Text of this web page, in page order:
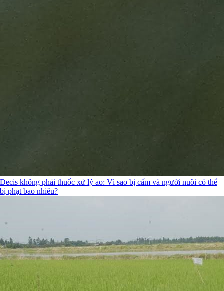
Decis không phải thuốc xử lý ao: Vì sao bị cấm và người nuôi có thể
bị phạt bao nhiêu?